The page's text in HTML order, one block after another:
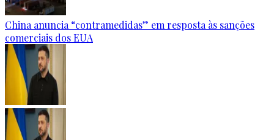
China anuncia “contramedidas” em resposta às sanções
comerciais dos EUA